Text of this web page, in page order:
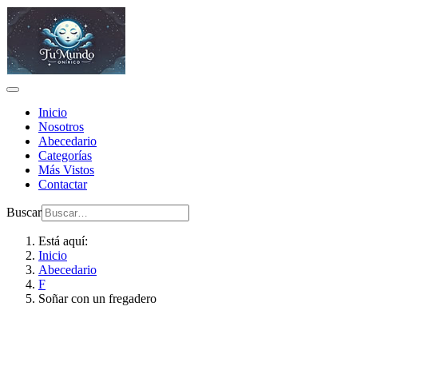
Inicio
Nosotros
Abecedario
Categorías
Más Vistos
Contactar
Buscar
Está aquí:
Inicio
Abecedario
F
Soñar con un fregadero